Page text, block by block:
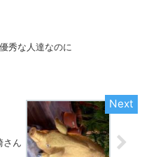
秀な人達なのに
さん